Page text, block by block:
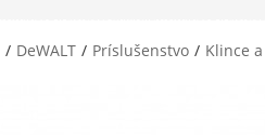
DeWALT Príslušenstvo Klince